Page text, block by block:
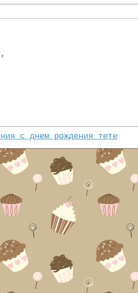
с днем рождения тете